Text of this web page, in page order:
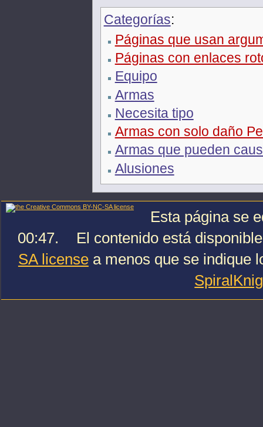
Categorías:
Páginas que usan
Páginas con enlaces
Equipo
Armas
Necesita tipo
Armas con solo daño
Armas que pueden
Alusiones
Esta página se
00:47.
El contenido está
SA licensea menos que se indique